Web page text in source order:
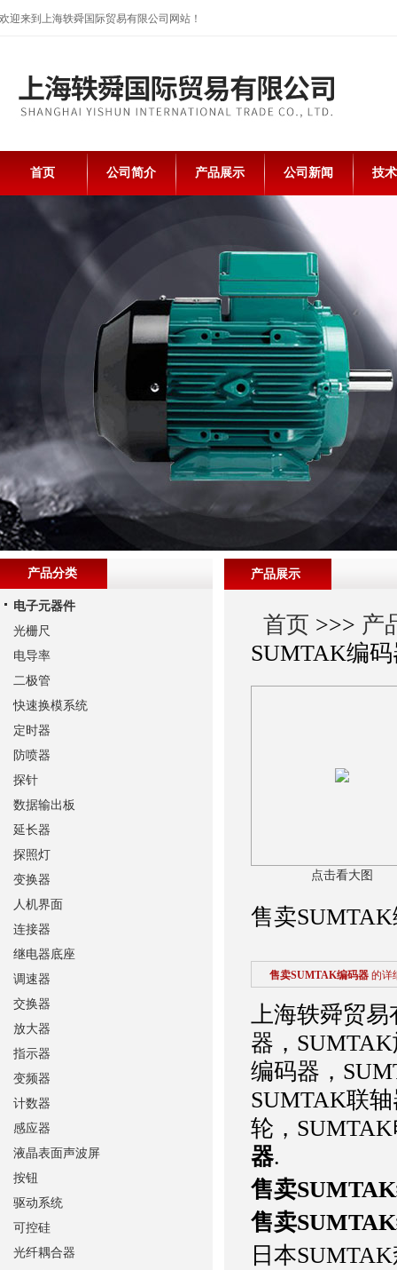
欢迎来到上海轶舜国际贸易有限公司网站！
首页 公司简介 产品展示 公司新闻 技
产品展示
首页 >>> 产
SUMTAK编
点击看大图
售卖
售卖SUMTAK编码器 的详
上海轶舜贸易
器，
编码器，
SUMTAK联
轮，
器.
售卖
售卖
日本
产品分类
电子元器件
光栅尺
电导率
二极管
快速换模系统
定时器
防喷器
探针
数据输出板
延长器
探照灯
变换器
人机界面
连接器
继电器底座
调速器
交换器
放大器
指示器
变频器
计数器
感应器
液晶表面声波屏
按钮
驱动系统
可控硅
光纤耦合器